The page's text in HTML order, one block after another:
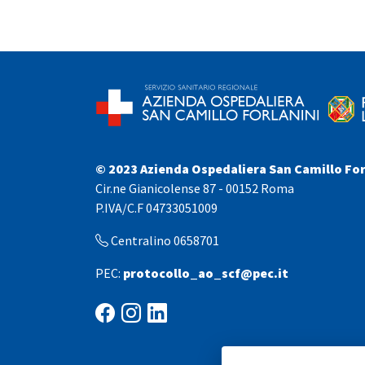
© 2023 Azienda Ospedaliera San Camillo
Cir.ne Gianicolense 87 - 00152 Roma
P.IVA/C.F 04733051009
Centralino 0658701
PEC: protocollo_ao_scf@pec.it